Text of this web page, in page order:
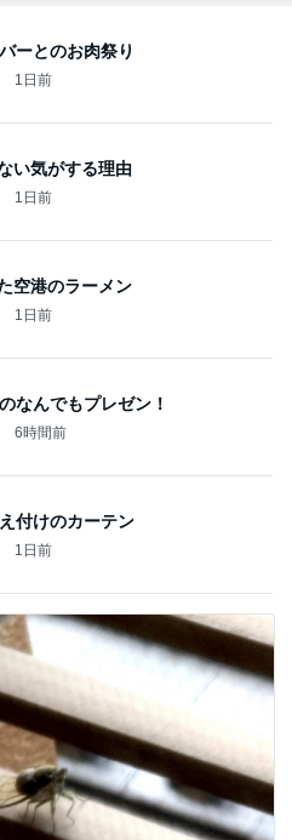
ーとのお肉祭り
1日前
い気がする理由
1日前
空港のラーメン
1日前
なんでもプレゼン！
6時間前
付けのカーテン
1日前